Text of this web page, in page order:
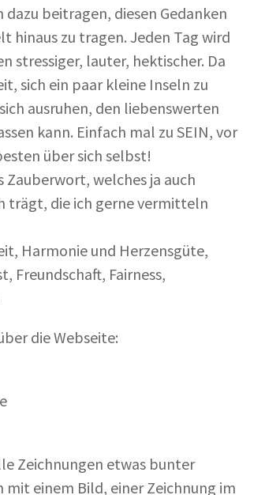
dazu beitragen, diesen Gedanken
hinaus zu tragen. Jeden Tag wird
stressiger, lauter, hektischer. Da
sich ein paar kleine Inseln zu
ausruhen, den liebenswerten
kann. Einfach mal zu SEIN, vor
über sich selbst!
Zauberwort, welches ja auch
trägt, die ich gerne vermitteln
Harmonie und Herzensgüte,
Freundschaft, Fairness,
die Webseite:
Zeichnungen etwas bunter
mit einem Bild, einer Zeichnung im